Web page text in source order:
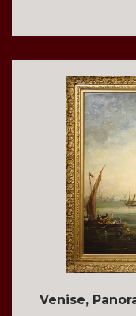
Venise,